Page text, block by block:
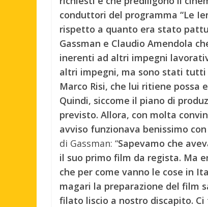
conduttori del programma “Le
rispetto a quanto era stato
Gassman e Claudio Amendola
inerenti ad altri impegni
altri impegni, ma sono stati
Marco Risi, che lui ritiene possa
Quindi, siccome il piano di
previsto. Allora, con molta
avviso funzionava benissimo
di Gassman: “Sapevamo che
il suo primo film da regista. Ma
che per come vanno le cose in
magari la preparazione del film
filato liscio a nostro discapito.